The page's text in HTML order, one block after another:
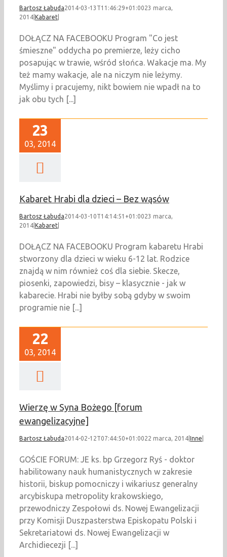
Bartosz Łabuda2014-03-13T11:46:29+01:0023 marca,
2014 Kabaret
DOŁĄCZ NA FACEBOOKU Program "Co jest
śmieszne" oddycha po premierze, leży cicho
posapując w trawie, wśród słońca. Wakacje ma. My
też mamy wakacje, ale na niczym nie leżymy.
Myślimy i pracujemy, nikt bowiem nie wpadł na to
jak obu tych [...]
23
03, 2014
Kabaret Hrabi dla dzieci – Bez wąsów
Bartosz Łabuda2014-03-10T14:14:51+01:0023 marca,
2014 Kabaret
DOŁĄCZ NA FACEBOOKU Program kabaretu Hrabi
stworzony dla dzieci w wieku 6-12 lat. Rodzice
znajdą w nim również coś dla siebie. Skecze,
piosenki, zapowiedzi, bisy – klasycznie - jak w
kabarecie. Hrabi nie byłby sobą gdyby w swoim
programie nie [...]
22
03, 2014
Wierzę w Syna Bożego [forum
ewangelizacyjne]
Bartosz Łabuda2014-02-12T07:44:50+01:0022 marca, 2014 Inne
GOŚCIE FORUM: JE ks. bp Grzegorz Ryś - doktor
habilitowany nauk humanistycznych w zakresie
historii, biskup pomocniczy i wikariusz generalny
arcybiskupa metropolity krakowskiego,
przewodniczy Zespołowi ds. Nowej Ewangelizacji
przy Komisji Duszpasterstwa Episkopatu Polski i
Sekretariatowi ds. Nowej Ewangelizacji w
Archidiecezji [...]